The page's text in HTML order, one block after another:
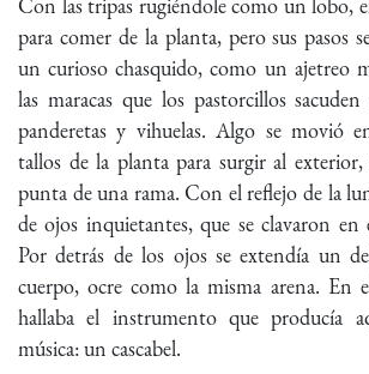
Con las tripas rugiéndole como un lobo,
para comer de la planta, pero sus pasos
un curioso chasquido, como un ajetreo
las maracas que los pastorcillos
panderetas y vihuelas. Algo se movió
tallos de la planta para surgir al
punta de una rama. Con el reflejo de la
de ojos inquietantes, que se clavaron en
Por detrás de los ojos se extendía un
cuerpo, ocre como la misma arena. En
hallaba el instrumento que producía
música: un cascabel.